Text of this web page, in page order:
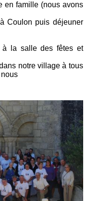
en famille (nous avons
Coulon puis déjeuner
à la salle des fêtes et
notre village à tous